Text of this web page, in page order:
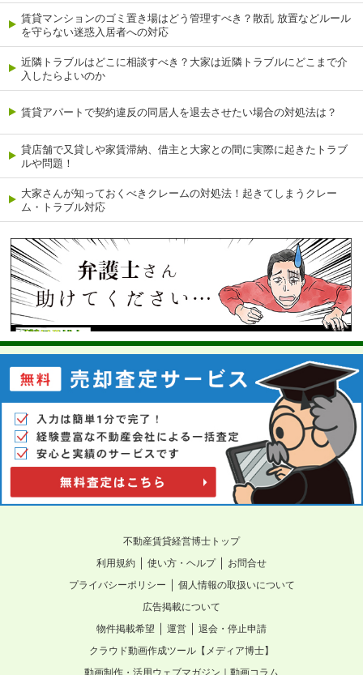
賃貸マンションのゴミ置き場はどう管理すべき？散乱 放置などルール
を守らない迷惑入居者への対応
近隣トラブルはどこに相談すべき？大家は近隣トラブルにどこまで介
入したらよいのか
賃貸アパートで契約違反の同居人を退去させたい場合の対処法は？
貸店舗で又貸しや家賃滞納、借主と大家との間に実際に起きたトラブ
ルや問題！
大家さんが知っておくべきクレームの対処法！起きてしまうクレー
ム・トラブル対応
不動産賃貸経営博士トップ
利用規約 ｜ 使い方・ヘルプ｜ お問合せ
プライバシーポリシー ｜ 個人情報の取扱いについて
広告掲載について
物件掲載希望 ｜ 運営 ｜ 退会・停止申請
クラウド動画作成ツール【メディア博士】
動画制作・活用ウェブマガジン｜動画コラム